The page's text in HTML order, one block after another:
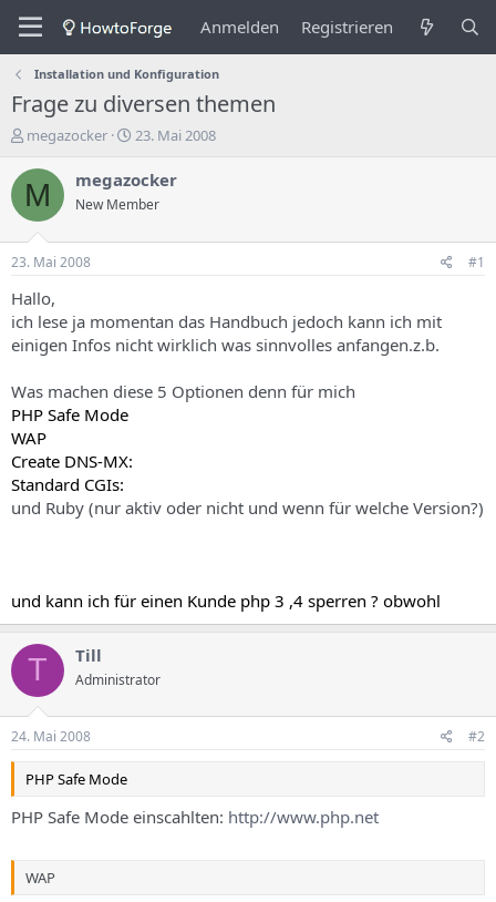
Anmelden Registrieren
Installation und Konfiguration
Frage zu diversen themen
E
s
t
e
e
r
d
e
s
h
e
m
s
megazocker
E
s
e
s
d
t
23. Mai 2008
M megazocker
New Member
23. Mai 2008 #1
Hallo,
ich lese ja momentan das Handbuch jedoch kann ich mit
einigen Infos nicht wirklich was sinnvolles anfangen.z.b.
Was machen diese 5 Optionen denn für mich
PHP Safe Mode
WAP
Create DNS-MX:
Standard CGIs:
und Ruby (nur aktiv oder nicht und wenn für welche Version?)
und kann ich für einen Kunde php 3 ,4 sperren ? obwohl
T Till
Administrator
24. Mai 2008 #2
PHP Safe Mode
PHP Safe Mode einscahlten: http://www.php.net
WAP